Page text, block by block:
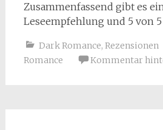
Zusammenfassend gibt es
Leseempfehlung und 5 von 5
Dark Romance, Rezensionen
Romance
Kommentar